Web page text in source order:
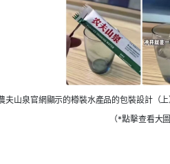
夫山泉官網顯示的樽裝水產品的包裝設計（
（*點擊查看大圖